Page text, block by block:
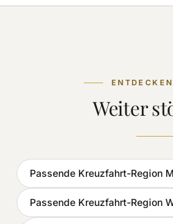
Weiter
Passende Kreuzfahrt-Region
Passende Kreuzfahrt-Region